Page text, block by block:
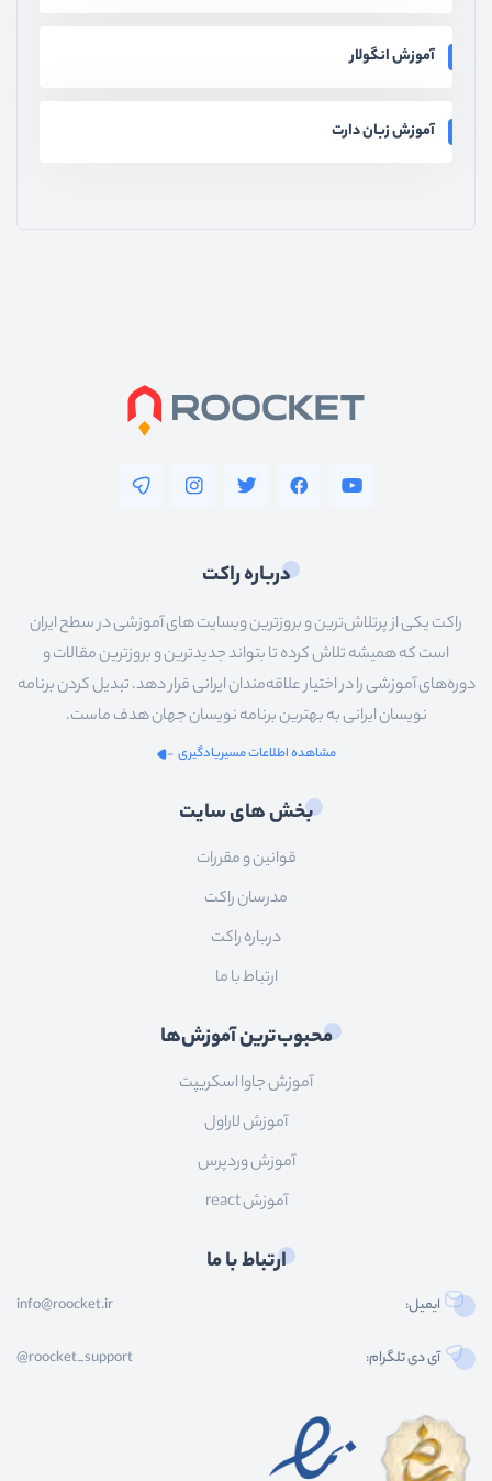
آموزش انگولار
آموزش زبان دارت
درباره راکت
راکت یکی از پرتلاش‌ترین و بروزترین وبسایت های آموزشی در سطح ایران
است که همیشه تلاش کرده تا بتواند جدیدترین و بروزترین مقالات و
دوره‌های آموزشی را در اختیار علاقه‌مندان ایرانی قرار دهد. تبدیل کردن برنامه
نویسان ایرانی به بهترین برنامه نویسان جهان هدف ماست.
مشاهده اطلاعات مسیریادگیری
بخش های سایت
قوانین و مقررات
مدرسان راکت
درباره راکت
ارتباط با ما
محبوب‌ترین آموزش‌ها
آموزش جاوا اسکریپت
آموزش لاراول
آموزش وردپرس
آموزش react
ارتباط با ما
ایمیل: info@roocket.ir
آی دی تلگرام: @roocket_support